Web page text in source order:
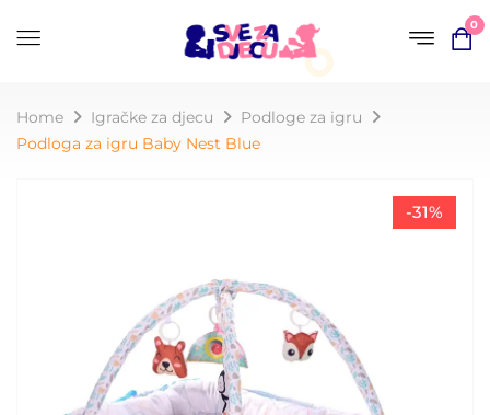
0
Home Igračke za djecu
Podloge za igru
Podloga za igru Baby Nest Blue
-31%